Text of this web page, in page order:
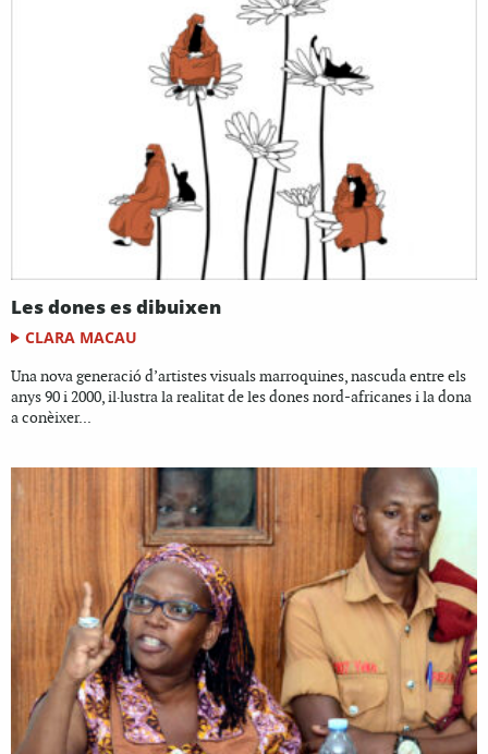
Les dones es dibuixen
CLARA MACAU
Una nova generació d’artistes visuals marroquines, nascuda entre els
anys 90 i 2000, il·lustra la realitat de les dones nord-africanes i la dona
a conèixer...